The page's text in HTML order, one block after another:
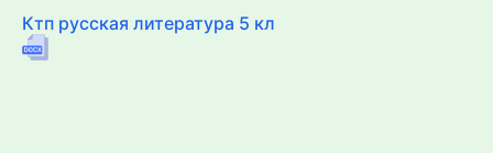
Ктп русская литература 5 кл